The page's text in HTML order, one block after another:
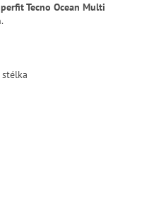
Tecno Ocean Multi